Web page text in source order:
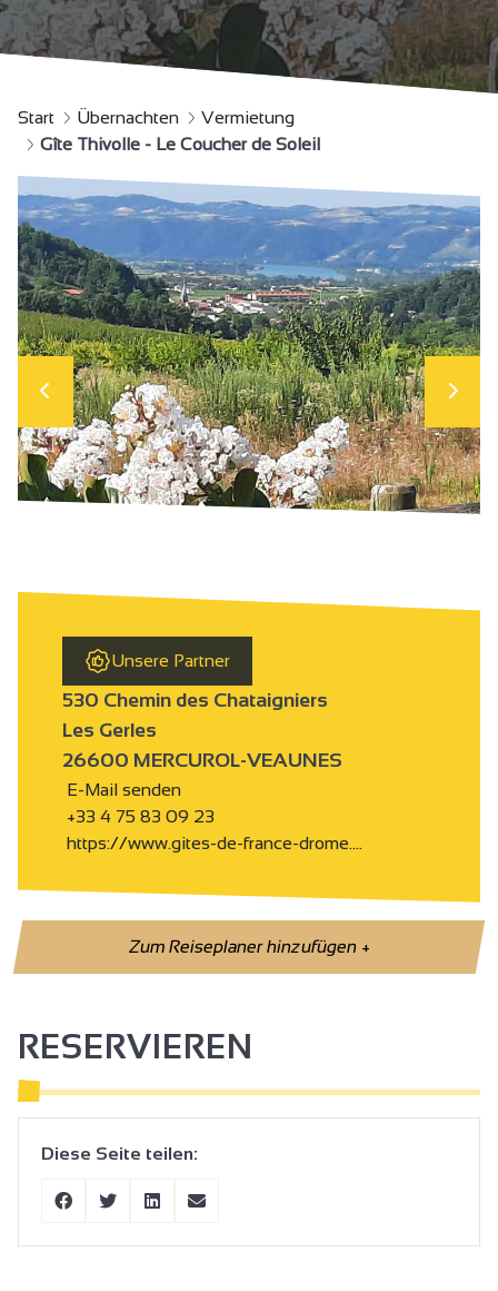
Start Übernachten
Vermietung
Gîte Thivolle - Le Coucher de Soleil
Unsere Partner
530 Chemin des Chataigniers
Les Gerles
26600 MERCUROL-VEAUNES
E-Mail senden
+33 4 75 83 09 23
https://www.gites-de-france-drome.…
Zum Reiseplaner hinzufügen+
RESERVIEREN
Diese Seite teilen: